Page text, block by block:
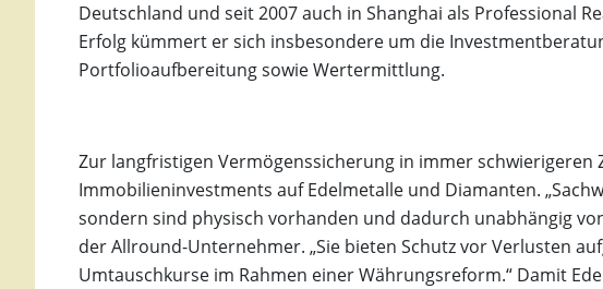
Deutschland und seit 2007 auch in Shanghai als Professional
Erfolg kümmert er sich insbesondere um die
Portfolioaufbereitung sowie Wertermittlung.
Zur langfristigen Vermögenssicherung in immer schwierigeren
Immobilieninvestments auf Edelmetalle und Diamanten.
sondern sind physisch vorhanden und dadurch unabhängig
der Allround-Unternehmer. „Sie bieten Schutz vor Verlusten
Umtauschkurse im Rahmen einer Währungsreform.“ Damit